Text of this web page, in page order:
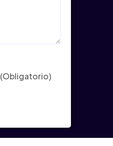
(Obligatorio)